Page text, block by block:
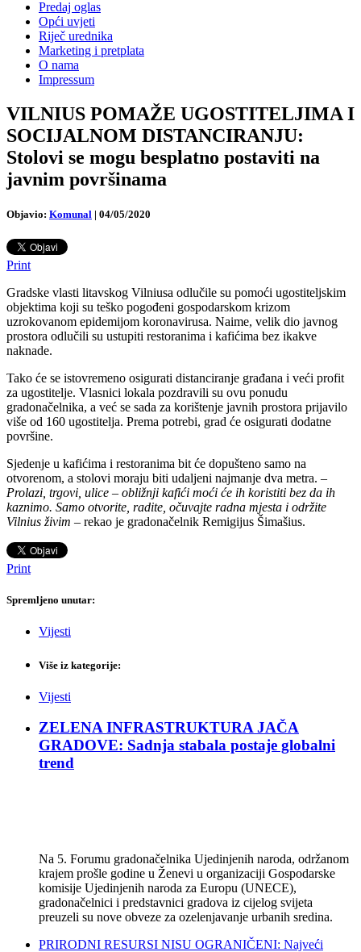
Predaj oglas
Opći uvjeti
Riječ urednika
Marketing i pretplata
O nama
Impressum
VILNIUS POMAŽE UGOSTITELJIMA I
SOCIJALNOM DISTANCIRANJU:
Stolovi se mogu besplatno postaviti na
javnim površinama
Objavio: Komunal | 04/05/2020
Print
Gradske vlasti litavskog Vilniusa odlučile su pomoći ugostiteljskim
objektima koji su teško pogođeni gospodarskom krizom
uzrokovanom epidemijom koronavirusa. Naime, velik dio javnog
prostora odlučili su ustupiti restoranima i kafićima bez ikakve
naknade.
Tako će se istovremeno osigurati distanciranje građana i veći profit
za ugostitelje. Vlasnici lokala pozdravili su ovu ponudu
gradonačelnika, a već se sada za korištenje javnih prostora prijavilo
više od 160 ugostitelja. Prema potrebi, grad će osigurati dodatne
površine.
Sjedenje u kafićima i restoranima bit će dopušteno samo na
otvorenom, a stolovi moraju biti udaljeni najmanje dva metra. –
Prolazi, trgovi, ulice – obližnji kafići moći će ih koristiti bez da ih
kaznimo. Samo otvorite, radite, očuvajte radna mjesta i održite
Vilnius živim – rekao je gradonačelnik Remigijus Šimašius.
Print
Spremljeno unutar:
Vijesti
Više iz kategorije:
Vijesti
ZELENA INFRASTRUKTURA JAČA
GRADOVE: Sadnja stabala postaje globalni
trend
Na 5. Forumu gradonačelnika Ujedinjenih naroda, održanom
krajem prošle godine u Ženevi u organizaciji Gospodarske
komisije Ujedinjenih naroda za Europu (UNECE),
gradonačelnici i predstavnici gradova iz cijelog svijeta
preuzeli su nove obveze za ozelenjavanje urbanih sredina.
PRIRODNI RESURSI NISU OGRANIČENI: Najveći